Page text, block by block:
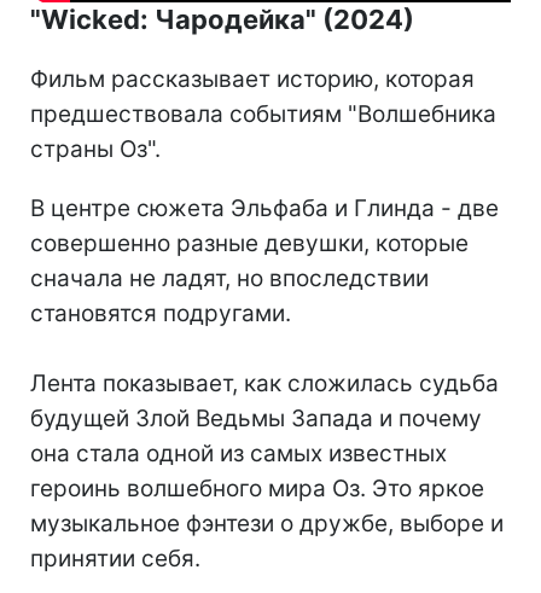
"Wicked: Чародейка" (2024)
Фильм рассказывает историю, которая
предшествовала событиям "Волшебника
страны Оз".
В центре сюжета Эльфаба и Глинда - две
совершенно разные девушки, которые
сначала не ладят, но впоследствии
становятся подругами.
Лента показывает, как сложилась судьба
будущей Злой Ведьмы Запада и почему
она стала одной из самых известных
героинь волшебного мира Оз. Это яркое
музыкальное фэнтези о дружбе, выборе и
принятии себя.